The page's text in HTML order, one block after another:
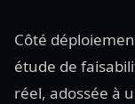
Côté
étude de
réel, adossée à